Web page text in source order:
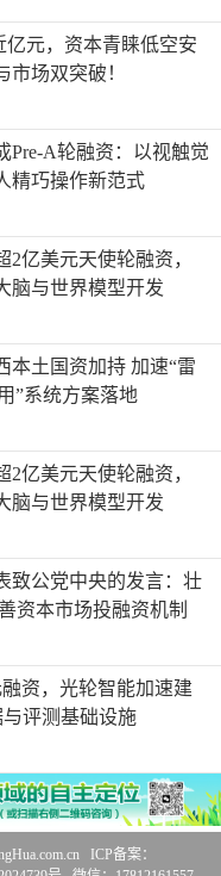
亿元，资本青睐低空安
市场双突破！
Pre-A轮融资：以视触觉
精巧操作新范式
2亿美元天使轮融资，
脑与世界模型开发
本土国资加持 加速“雷
”系统方案落地
2亿美元天使轮融资，
脑与世界模型开发
致公党中央的发言：壮
资本市场投融资机制
资，光轮智能加速建
评测基础设施
ICP备案：